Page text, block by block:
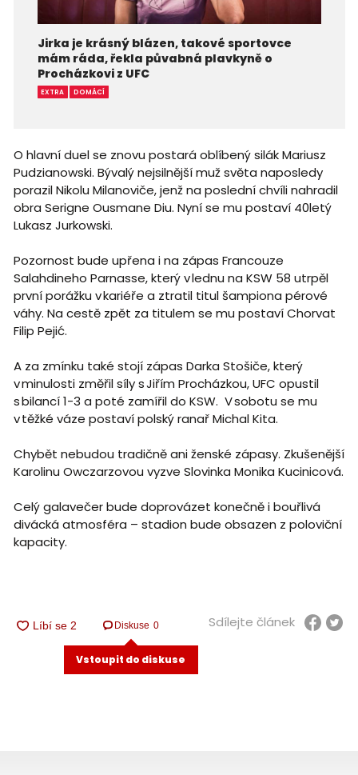
Jirka je krásný blázen, takové sportovce
mám ráda, řekla půvabná plavkyně o
Procházkovi z UFC
EXTRA DOMÁCÍ
O hlavní duel se znovu postará oblíbený silák Mariusz
Pudzianowski. Bývalý nejsilnější muž světa naposledy
porazil Nikolu Milanoviče, jenž na poslední chvíli nahradil
obra Serigne Ousmane Diu. Nyní se mu postaví 40letý
Lukasz Jurkowski.
Pozornost bude upřena i na zápas Francouze
Salahdineho Parnasse, který v lednu na KSW 58 utrpěl
první porážku v kariéře a ztratil titul šampiona pérové
váhy. Na cestě zpět za titulem se mu postaví Chorvat
Filip Pejić.
A za zmínku také stojí zápas Darka Stošiče, který
v minulosti změřil síly s Jiřím Procházkou, UFC opustil
s bilancí 1-3 a poté zamířil do KSW. V sobotu se mu
v těžké váze postaví polský ranař Michal Kita.
Chybět nebudou tradičně ani ženské zápasy. Zkušenější
Karolinu Owczarzovou vyzve Slovinka Monika Kucinicová.
Celý galavečer bude doprovázet konečně i bouřlivá
divácká atmosféra – stadion bude obsazen z poloviční
kapacity.
Diskuse 0
Vstoupit do diskuse
Sdílejte článek